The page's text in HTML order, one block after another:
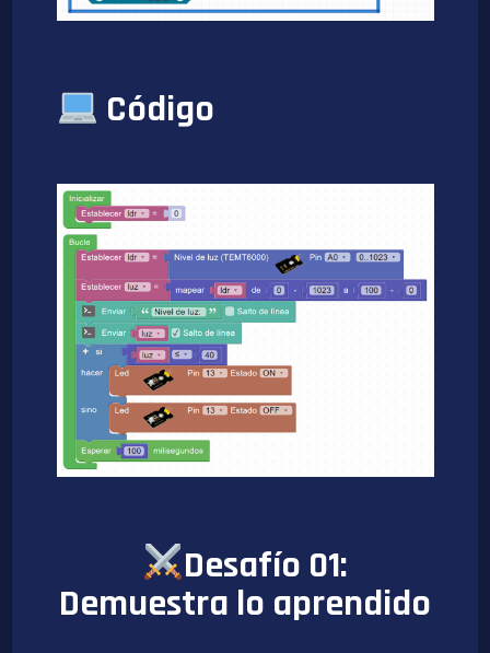
Código
Desafío 01:
Demuestra lo aprendido